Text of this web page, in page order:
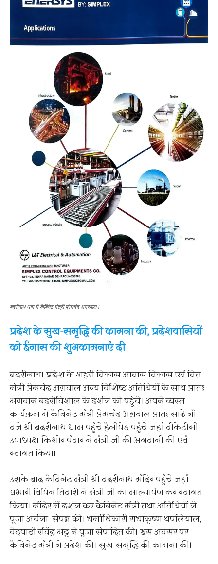
बदरीनाथ धाम में कैबिनेट मंत्री प्रेमचंद अग्रवाल।
प्रदेश के सुख-समृद्धि की कामना की, प्रदेशवासियों
को ईगास की शुभकामनाएं दी
बदरीनाथ। प्रदेश के शहरी विकास आवास विकास एवं वित्त
मंत्री प्रेमचंद अग्रवाल अन्य विशिष्ट अतिथियों के साथ प्रातः
भगवान बदरीविशाल के दर्शन को पहुंचे। अपने व्यस्त
कार्यक्रम में कैबिनेट मंत्री प्रेमचंद अग्रवाल प्रातः साढे नौ
बजे श्री बदरीनाथ धाम पहुंचे हैलीपेड पहुंचे जहां बीकेटीसी
उपाध्यक्ष किशोर पंवार ने मंत्री जी की अगवानी की एवं
स्वागत किया।
उसके बाद कैबिनेट मंत्री श्री बदरीनाथ मंदिर पहुंचे जहां
प्रभारी विपिन तिवारी ने मंत्री जी का माल्यार्पण कर स्वागत
किया। मंदिर में दर्शन कर कैबिनेट मंत्री तथा अतिथियों ने
पूजा अर्चना संपन्न की। धर्माधिकारी राधाकृष्ण थपलियाल,
वेदपाठी रविंद्र भट्ट ने पूजा संपादित की। इस अवसर पर
कैबिनेट मंत्री ने प्रदेश की। सुख-समृद्धि की कामना की।